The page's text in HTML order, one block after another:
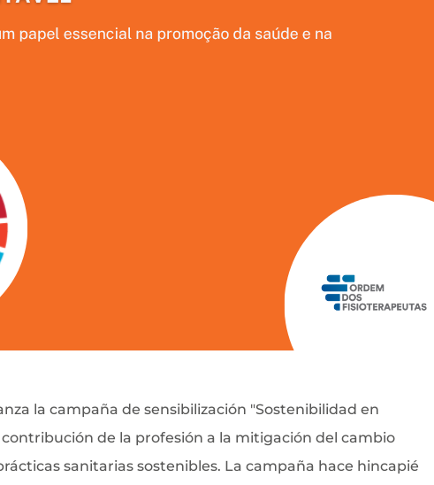
la campaña de sensibilización "Sostenibilidad en
de la profesión a la mitigación del cambio
sanitarias sostenibles. La campaña hace hincapié